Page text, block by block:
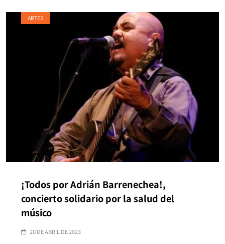
ARTES
¡Todos por Adrián Barrenechea!,
concierto solidario por la salud del
músico
20 DE ABRIL DE 2023